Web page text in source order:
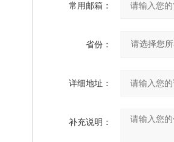
常用邮箱：
省份：
详细地址：
补充说明：